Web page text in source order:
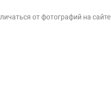
от фотографий на сайте